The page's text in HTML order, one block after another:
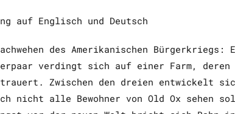
auf Englisch und Deutsch
des Amerikanischen
verdingt sich auf einer Farm, deren
trauert. Zwischen den dreien entwickelt
nicht alle Bewohner von Old Ox sehen